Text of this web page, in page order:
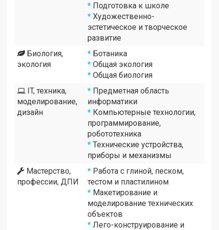
* Подготовка к школе
* Художественно-
эстетическое и творческое
развитие
Биология,
экология
* Ботаника
* Общая экология
* Общая биология
IT, техника,
моделирование,
дизайн
* Предметная область
информатики
* Компьютерные технологии,
программирование,
робототехника
* Технические устройства,
приборы и механизмы
Мастерство,
профессии, ДПИ
* Работа с глиной, песком,
тестом и пластилином
* Макетирование и
моделирование технических
объектов
* Лего-конструирование и